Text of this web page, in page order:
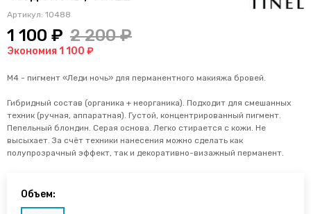
Артикул: 10488
1 100 ₽ 2 200 ₽
Экономия 1 100 ₽
М4 - пигмент «Леди ночь» для перманентного макияжа бровей.
Гибридный состав (органика + неорганика). Подходит для смешанных
техник (ручная, аппаратная). Густой, концентрированный пигмент.
Пепельный блондин. Серая основа. Легко стирается с кожи. Не
высыхает. За счёт техники нанесения можно сделать как
полупрозрачный эффект, так и декоративно-визажный перманент.
Объем: